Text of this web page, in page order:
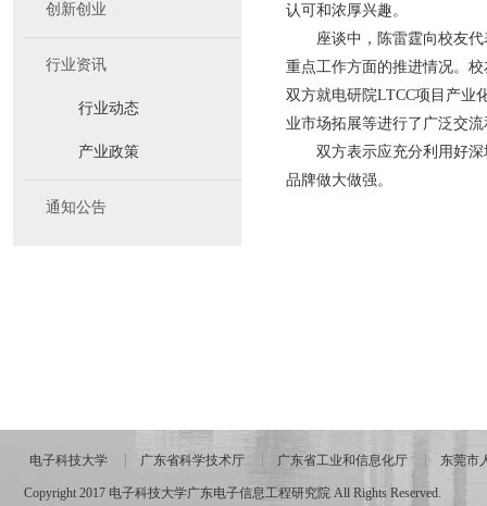
创新创业
行业资讯
行业动态
产业政策
通知公告
认可和浓厚兴趣。
座谈中，陈雷霆向校友
重点工作方面的推进情况。
双方就电研院LTCC项目产业
业市场拓展等进行了广泛交
双方表示应充分利用好
品牌做大做强。
电子科技大学 广东省科学技术厅 广东省工业和信息化厅 东莞市
Copyright 2017 电子科技大学广东电子信息工程研究院 All Rights Reserved.